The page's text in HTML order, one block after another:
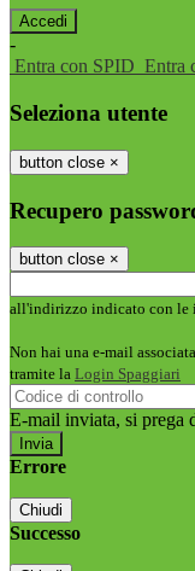
-
Entra con SPID Entra
Seleziona utente
button close ×
Recupero
button close ×
all'indirizzo indicato con le
Non hai una e-mail
tramite la Login Spaggiari
E-mail inviata, si prega
Errore
Chiudi
Successo